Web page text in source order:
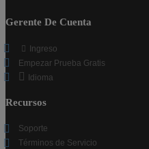
Gerente De Cuenta
Ingreso
Empezar Prueba Gratis
Idioma
Recursos
Soporte
Términos de Servicio